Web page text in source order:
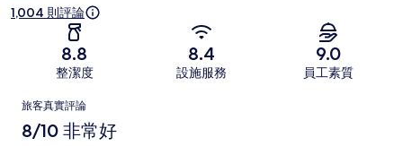
1,004 則評論
8.8
整潔度
8.4
設施服務
9.0
員工素質
評
論
旅客真實評論
8/10 非常好